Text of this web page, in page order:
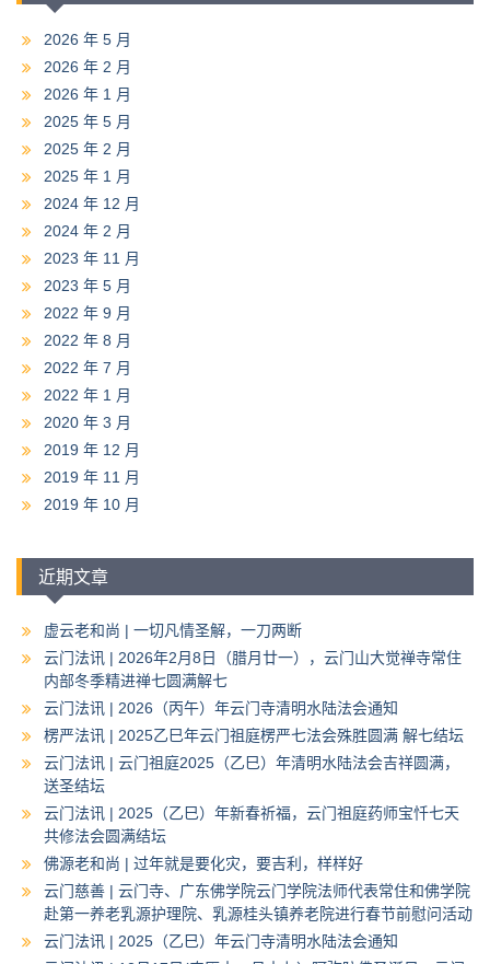
2026 年 5 月
2026 年 2 月
2026 年 1 月
2025 年 5 月
2025 年 2 月
2025 年 1 月
2024 年 12 月
2024 年 2 月
2023 年 11 月
2023 年 5 月
2022 年 9 月
2022 年 8 月
2022 年 7 月
2022 年 1 月
2020 年 3 月
2019 年 12 月
2019 年 11 月
2019 年 10 月
近期文章
虚云老和尚 | 一切凡情圣解，一刀两断
云门法讯 | 2026年2月8日（腊月廿一），云门山大觉禅寺常住
内部冬季精进禅七圆满解七
云门法讯 | 2026（丙午）年云门寺清明水陆法会通知
楞严法讯 | 2025乙巳年云门祖庭楞严七法会殊胜圆满 解七结坛
云门法讯 | 云门祖庭2025（乙巳）年清明水陆法会吉祥圆满，
送圣结坛
云门法讯 | 2025（乙巳）年新春祈福，云门祖庭药师宝忏七天
共修法会圆满结坛
佛源老和尚 | 过年就是要化灾，要吉利，样样好
云门慈善 | 云门寺、广东佛学院云门学院法师代表常住和佛学院
赴第一养老乳源护理院、乳源桂头镇养老院进行春节前慰问活动
云门法讯 | 2025（乙巳）年云门寺清明水陆法会通知